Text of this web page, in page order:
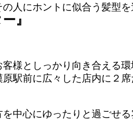
人にホントに似合う髪型
』
様としっかり向き合える
原駅前に広々した店内に２
中心にゆったりと過ごせ